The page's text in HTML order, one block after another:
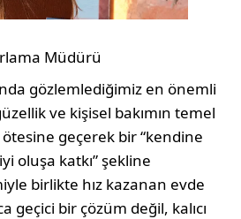
Müdürü
gözlemlediğimiz en önemli
ve kişisel bakımın temel
ötesine geçerek bir “kendine
oluşa katkı” şekline
birlikte hız kazanan evde
geçici bir çözüm değil, kalıcı